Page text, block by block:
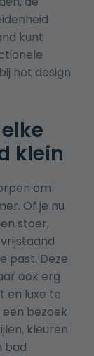
kunt
het design
klein
om
Of je nu
stoer,
past. Deze
ook erg
en luxe te
bezoek
kleuren
bad